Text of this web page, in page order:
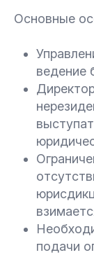
Основные
ведение
подачи